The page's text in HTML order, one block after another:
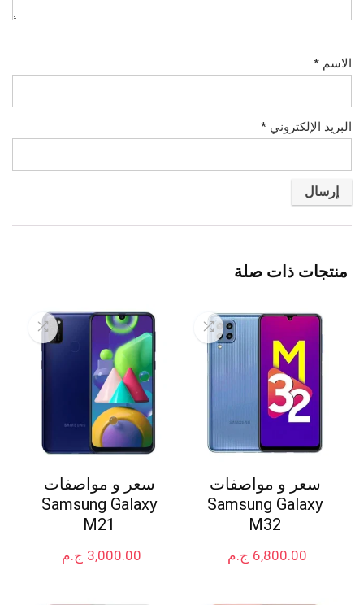
الاسم *
البريد الإلكتروني *
منتجات ذات صلة
سعر و مواصفات
Samsung Galaxy
M32
ج.م 6,800.00
سعر و مواصفات
Samsung Galaxy
M21
ج.م 3,000.00